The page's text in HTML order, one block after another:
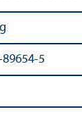
5